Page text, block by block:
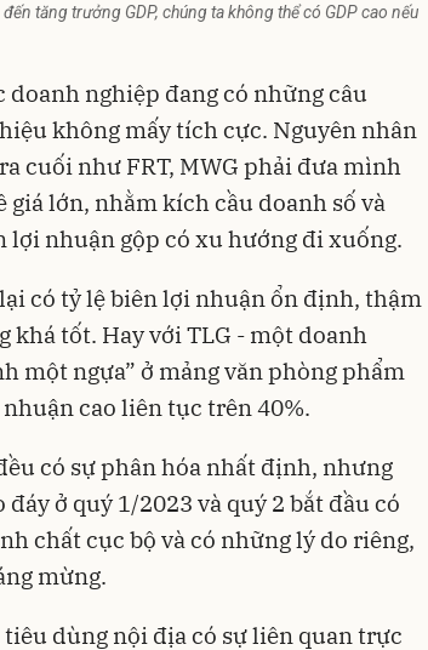
tăng trưởng GDP, chúng ta không thể có GDP cao nếu
doanh nghiệp đang có những câu
không mấy tích cực. Nguyên nhân
cuối như FRT, MWG phải đưa mình
lớn, nhằm kích cầu doanh số và
nhuận gộp có xu hướng đi xuống.
có tỷ lệ biên lợi nhuận ổn định, thậm
khá tốt. Hay với TLG - một doanh
một ngựa” ở mảng văn phòng phẩm
cao liên tục trên 40%.
có sự phân hóa nhất định, nhưng
ở quý 1/2023 và quý 2 bắt đầu có
chất cục bộ và có những lý do riêng,
mừng.
dùng nội địa có sự liên quan trực